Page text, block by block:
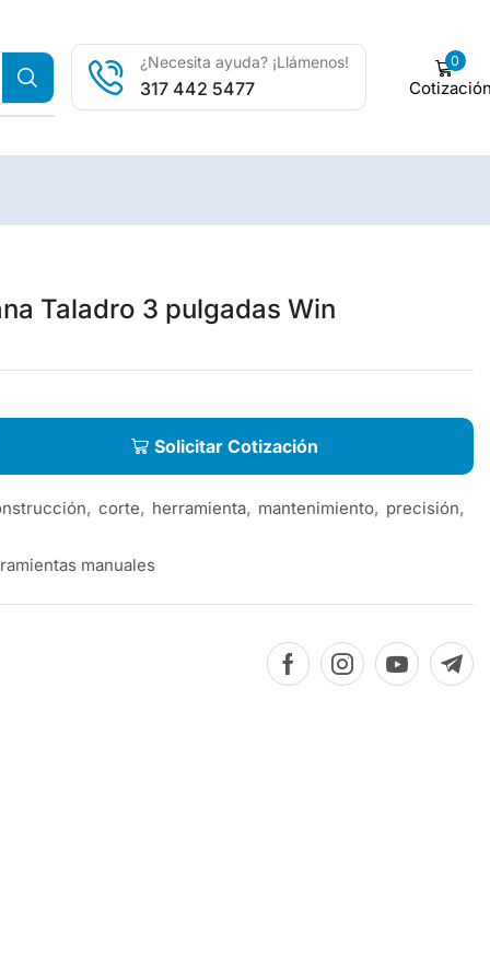
¿Necesita ayuda? ¡Llámenos!
317 442 5477
0
Taladro 3 pulgadas Win
Solicitar Cotización
, corte, herramienta, mantenimiento, precisión,
manuales